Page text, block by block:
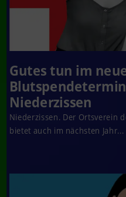
Gutes tun im
Niederzissen
Niederzissen. Der Ortsverein
bietet auch im nächsten Jahr...